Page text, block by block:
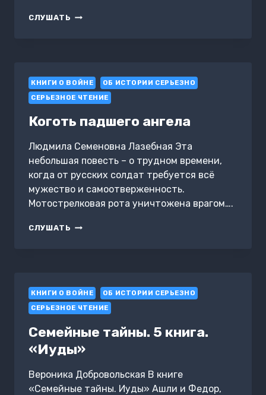
СЛУШАТЬ ДЕТИ
КНИГИ О ВОЙНЕ
ОБ ИСТОРИИ СЕРЬЕЗНО
СЕРЬЕЗНОЕ ЧТЕНИЕ
Коготь падшего ангела
Людмила Семеновна Лазебная Эта
небольшая повесть – о трудном времени,
когда от русских солдат требуется всё
мужество и самоотверженность.
Мотострелковая рота уничтожена врагом….
СЛУШАТЬ КОГОТЬ
КНИГИ О ВОЙНЕ
ОБ ИСТОРИИ СЕРЬЕЗНО
СЕРЬЕЗНОЕ ЧТЕНИЕ
Семейные тайны. 5 книга.
«Иуды»
Вероника Добровольская В книге
«Семейные тайны. Иуды» Ашли и Федор,